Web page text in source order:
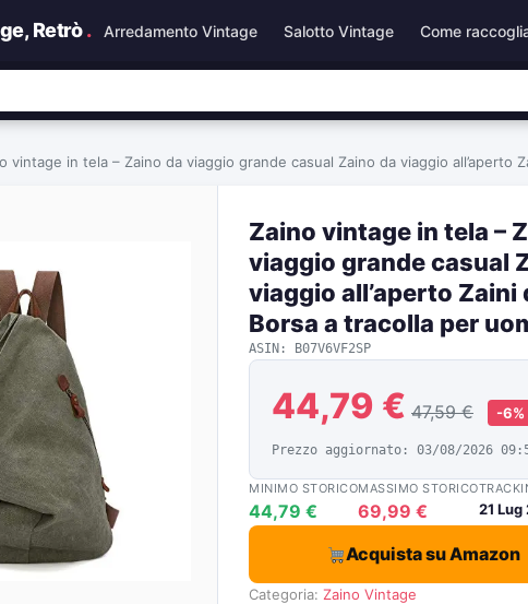
Retrò. Arredamento Vintage Salotto Vintage Come
vintage in tela – Zaino da viaggio grande casual Zaino da viaggio all’aperto
Zaino vintage in tela –
viaggio grande casual
viaggio all’aperto Zaini
Borsa a tracolla per
ASIN: B07V6VF2SP
44,79 € 47,59 € -6%
Prezzo aggiornato: 03/08/2026
MINIMO STORICO
44,79 €
MASSIMO STORICO
69,99 € 21
Acquista su Amazon
Categoria: Zaino Vintage